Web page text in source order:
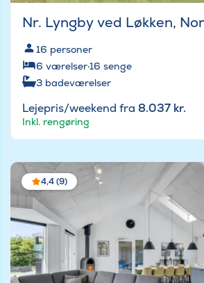
Nr. Lyngby ved Løkken,
16 personer
6 værelser·16 senge
3 badeværelser
Lejepris/weekend fra 8.037 kr.
Inkl. rengøring
4,4 (9)